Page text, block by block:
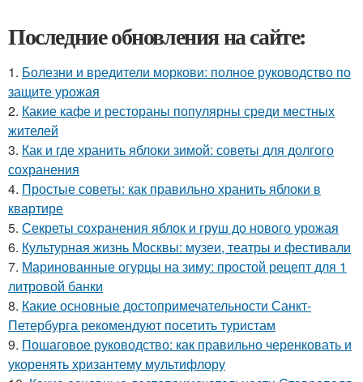
Последние обновления на сайте:
1. Болезни и вредители моркови: полное руководство по
защите урожая
2. Какие кафе и рестораны популярны среди местных
жителей
3. Как и где хранить яблоки зимой: советы для долгого
сохранения
4. Простые советы: как правильно хранить яблоки в
квартире
5. Секреты сохранения яблок и груш до нового урожая
6. Культурная жизнь Москвы: музеи, театры и фестивали
7. Маринованные огурцы на зиму: простой рецепт для 1
литровой банки
8. Какие основные достопримечательности Санкт-
Петербурга рекомендуют посетить туристам
9. Пошаговое руководство: как правильно черенковать и
укоренять хризантему мультифлору